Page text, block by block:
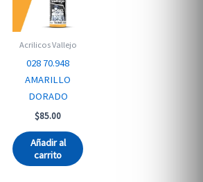
Acrilicos Vallejo
028 70.948
AMARILLO
DORADO
$85.00
Añadir al
carrito